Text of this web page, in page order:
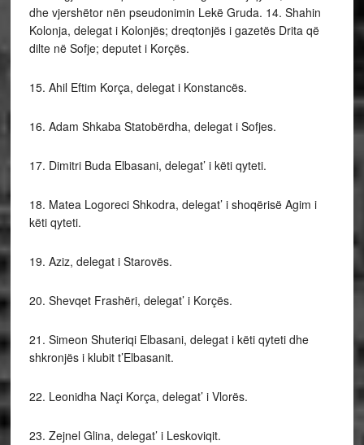
dhe vjershëtor nën pseudonimin Lekë Gruda. 14. Shahin
Kolonja, delegat i Kolonjës; dreqtonjës i gazetës Drita që
dilte në Sofje; deputet i Korçës.
15. Ahil Eftim Korça, delegat i Konstancës.
16. Adam Shkaba Statobërdha, delegat i Sofjes.
17. Dimitri Buda Elbasani, delegat’ i këti qyteti.
18. Matea Logoreci Shkodra, delegat’ i shoqërisë Agim i
këti qyteti.
19. Aziz, delegat i Starovës.
20. Shevqet Frashëri, delegat’ i Korçës.
21. Simeon Shuteriqi Elbasani, delegat i këti qyteti dhe
shkronjës i klubit t’Elbasanit.
22. Leonidha Naçi Korça, delegat’ i Vlorës.
23. Zejnel Glina, delegat’ i Leskoviqit.